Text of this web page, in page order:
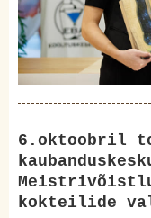
6.oktoobril
kokteilide